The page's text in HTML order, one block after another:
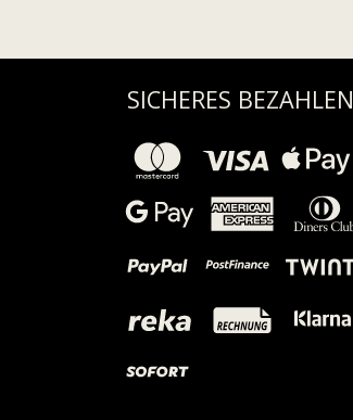
SICHERES BEZAHLEN